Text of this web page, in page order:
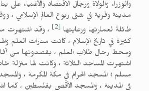
والوزراء والولاة ورجال الاقتصاد والأغنياء على
مدينة وقرية في شتى ربوع العالم الإسلامي ،
طائلةً لعمارتها ورعايتها [2]
، وقد اشتهرت
كثيرة في تاريخ الإسلام ، كانت منارات العلم
ومحط رحال طلاب العلم ، يقصدونها من
اشتهرت المساجد الثلاثة ، وكانت لها منزلة
مسلم ؛ المسجد الحرام في مكة المكرمة ،
في المدينة ، والمسجد الأقصى بفلسطين ،